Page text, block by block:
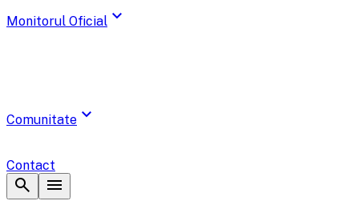
Monitorul Oficial expand_more
Comunitate expand_more
Contact
search menu